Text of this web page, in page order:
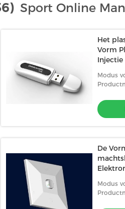
Sport Online
Het
Vorm
Injectie
Modus
spuitgiet
De
Modus
spuitgiet